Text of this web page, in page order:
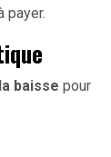
payer.
baisse pour